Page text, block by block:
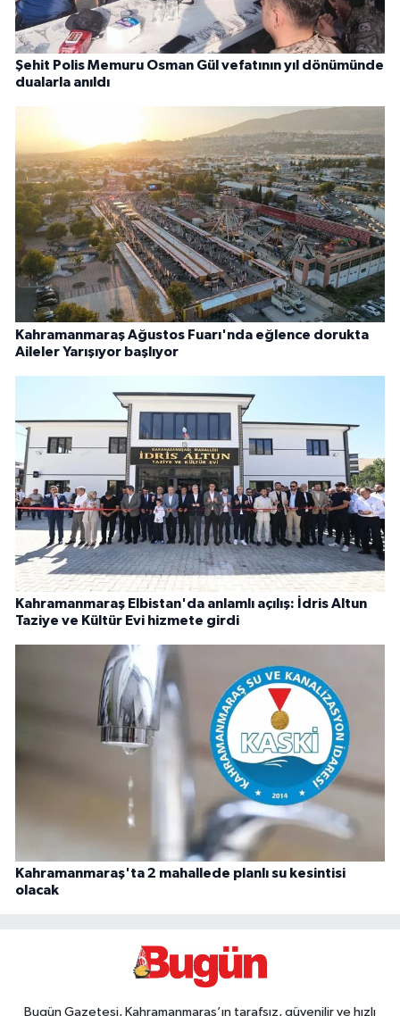
Şehit Polis Memuru Osman Gül vefatının yıl dönümünde
dualarla anıldı
Kahramanmaraş Ağustos Fuarı'nda eğlence dorukta
Aileler Yarışıyor başlıyor
Kahramanmaraş Elbistan'da anlamlı açılış: İdris Altun
Taziye ve Kültür Evi hizmete girdi
Kahramanmaraş'ta 2 mahallede planlı su kesintisi
olacak
Bugün Gazetesi, Kahramanmaraş’ın tarafsız, güvenilir ve hızlı